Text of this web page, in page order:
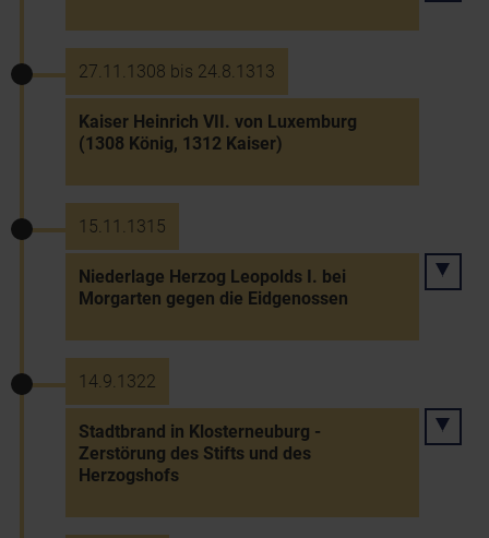
27.11.1308 bis 24.8.1313
Kaiser Heinrich VII. von Luxemburg
(1308 König, 1312 Kaiser)
15.11.1315
Niederlage Herzog Leopolds I. bei
Morgarten gegen die Eidgenossen
14.9.1322
Stadtbrand in Klosterneuburg -
Zerstörung des Stifts und des
Herzogshofs